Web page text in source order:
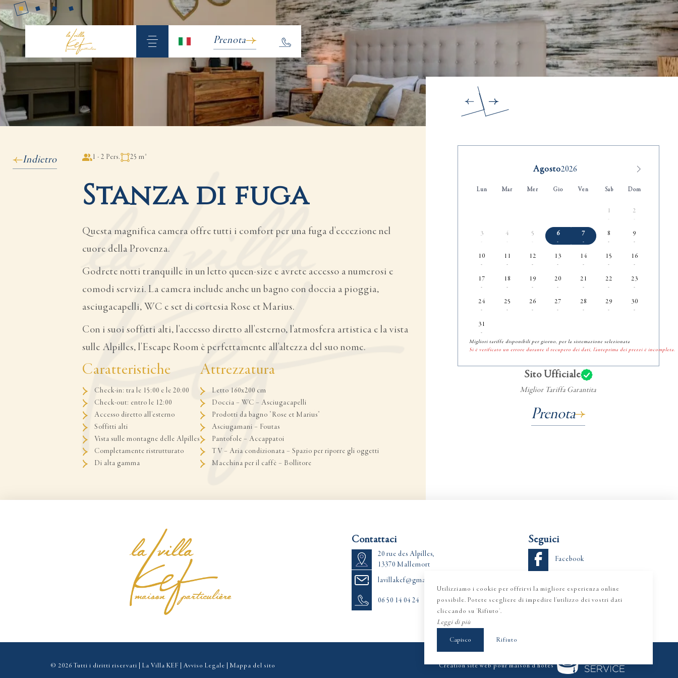
Prenota
Indietro 1 - 2 Pers. 25 m²
Stanza di fuga
Questa magnifica camera offre tutti i comfort per una fuga d'eccezione nel
cuore della Provenza.
Godrete notti tranquille in un letto queen-size e avrete accesso a numerosi e
comodi servizi. La camera include anche un bagno con doccia a pioggia,
asciugacapelli, WC e set di cortesia Rose et Marius.
Con i suoi soffitti alti, l'accesso diretto all'esterno, l'atmosfera artistica e la vista
sulle Alpilles, l'Escape Room è perfettamente all'altezza del suo nome.
Caratteristiche
Check-in: tra le 15:00 e le 20:00
Check-out: entro le 12:00
Accesso diretto all'esterno
Soffitti alti
Vista sulle montagne delle Alpilles
Completamente ristrutturato
Di alta gamma
Attrezzatura
Letto 160x200 cm
Doccia – WC – Asciugacapelli
Prodotti da bagno "Rose et Marius"
Asciugamani – Foutas
Pantofole – Accappatoi
TV – Aria condizionata – Spazio per riporre gli oggetti
Macchina per il caffè – Bollitore
Agosto
Lun Mar Mer Gio Ven Sab Dom
1
-
2
-
3
-
4
-
5
-
6
-
7
-
8
-
9
-
10
-
11
-
12
-
13
-
14
-
15
-
16
-
17
-
18
-
19
-
20
-
21
-
22
-
23
-
24
-
25
-
26
-
27
-
28
-
29
-
30
-
31
-
Migliori tariffe disponibili per giorno, per la sistemazione selezionata
Si è verificato un errore durante il recupero dei dati, l'anteprima dei prezzi è incompleta.
Sito Ufficiale
Miglior Tariffa Garantita
Prenota
Contattaci
20 rue des Alpilles,
13370 Mallemort
lavillakef@gmail.com
06 50 14 04 24
Seguici
Facebook
© 2026 Tutti i diritti riservati | La Villa KEF | Avviso Legale Mappa del sito Création site web pour maison d'hôtes
Utilizziamo i cookie per offrirvi la migliore esperienza online
possibile. Potete scegliere di impedire l'utilizzo dei vostri dati
cliccando su 'Rifiuto'.
Leggi di più
Capisco Rifiuto